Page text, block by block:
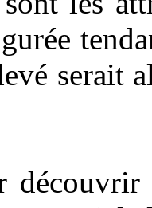
serait